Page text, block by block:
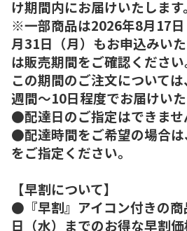
け期間内にお届けいたします。
※一部商品は2026年8月17
月31日（月）もお申込みい
は販売期間をご確認ください
この期間のご注文について
週間～10日程度でお届けいた
●配達日のご指定はできませ
●配達時間をご希望の場合
をご指定ください。
【早割について】
●『早割』アイコン付きの
日（水）までのお得な早割価